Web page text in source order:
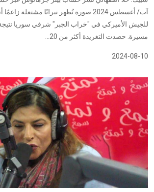
آب/ أغسطس 2024 صورة تُظهر نيرانًا مشتعلة
للجيش الأميركي في "خراب الجبر" شرقي سوريا
مسيرة. حصدت التغريدة أكثر من 20...
2024-08-10